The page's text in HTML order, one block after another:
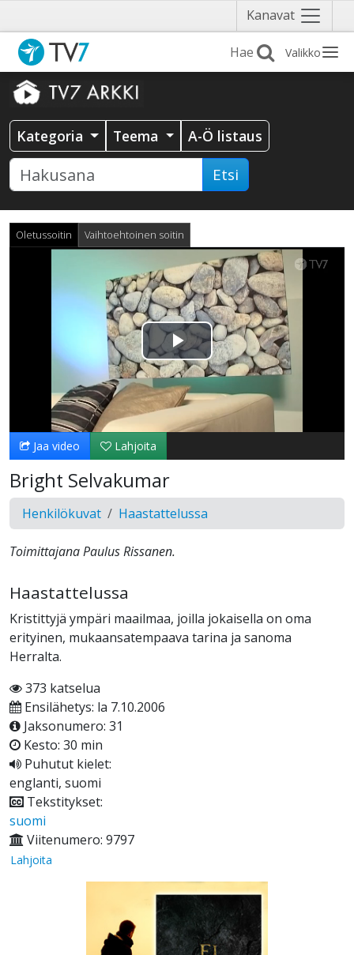
Kanavat Näytä
valikko
Valikko
Kategoria Teema A-Ö listaus
Etsi
Oletussoitin Vaihtoehtoinen soitin
Toista
Video
Jaa video Lahjoita
Bright Selvakumar
Henkilökuvat Haastattelussa
Toimittajana Paulus Rissanen.
Haastattelussa
Kristittyjä ympäri maailmaa, joilla jokaisella on oma
erityinen, mukaansatempaava tarina ja sanoma
Herralta.
373 katselua
Ensilähetys: la 7.10.2006
Jaksonumero: 31
Kesto: 30 min
Puhutut kielet:
englanti, suomi
Tekstitykset:
suomi
Viitenumero: 9797
Lahjoita